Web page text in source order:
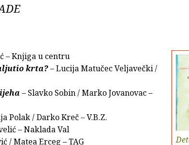
– Knjiga u centru
krta?– Lucija Matučec Veljavečki /
– Slavko Sobin / Marko Jovanovac –
Polak / Darko Kreč – V.B.Z.
– Naklada Val
/ Matea Erceg – TAG